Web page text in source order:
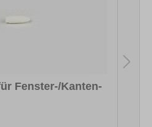
Fenster-/Kanten-